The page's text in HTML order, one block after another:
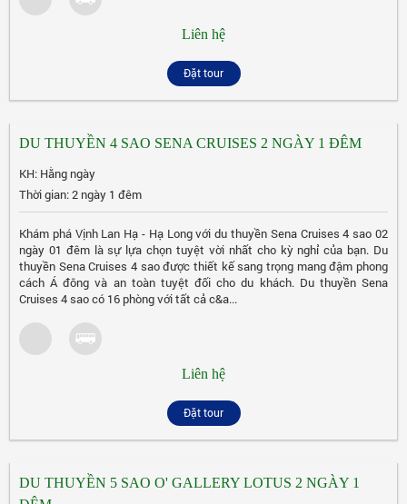
Liên hệ
Đặt tour
DU THUYỀN 4 SAO SENA CRUISES 2 NGÀY 1 ĐÊM
KH: Hằng ngày
Thời gian: 2 ngày 1 đêm
Khám phá Vịnh Lan Hạ - Hạ Long với du thuyền Sena Cruises 4 sao 02
ngày 01 đêm là sự lựa chọn tuyệt vời nhất cho kỳ nghỉ của bạn. Du
thuyền Sena Cruises 4 sao được thiết kế sang trọng mang đậm phong
cách Á đông và an toàn tuyệt đối cho du khách. Du thuyền Sena
Cruises 4 sao có 16 phòng với tất cả c&a...
Liên hệ
Đặt tour
DU THUYỀN 5 SAO O' GALLERY LOTUS 2 NGÀY 1